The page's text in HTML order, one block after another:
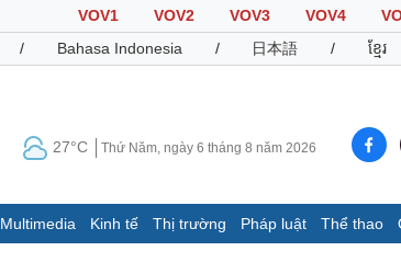
VOV1 VOV2 VOV3 VOV4
/ Bahasa Indonesia / 日本語 / ខ្មែរ
27°C Thứ Năm, ngày 6 tháng 8 năm 2026
Multimedia Kinh tế Thị trường Pháp luật Thể thao